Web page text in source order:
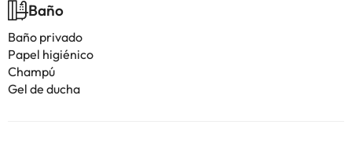
Baño
Baño privado
Papel higiénico
Champú
Gel de ducha